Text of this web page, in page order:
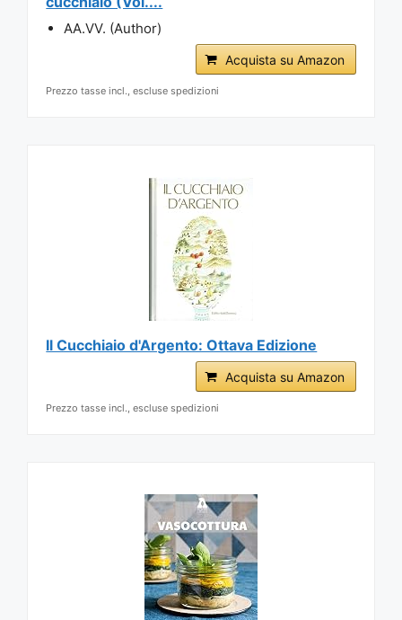
AA.VV. (Author)
Acquista su Amazon
Prezzo tasse incl., escluse spedizioni
Il Cucchiaio d'Argento: Ottava Edizione
Acquista su Amazon
Prezzo tasse incl., escluse spedizioni